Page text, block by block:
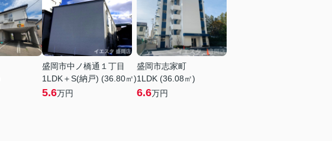
盛岡市中ノ橋通１丁目
1LDK＋S(納戸) (36.80㎡)
5.6万円
盛岡市志家町
1LDK (36.08㎡)
6.6万円